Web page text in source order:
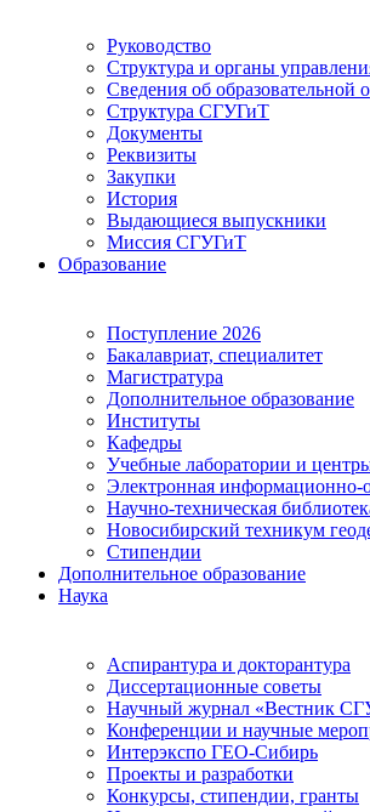
Руководство
Структура и органы
Сведения об образовательной
Структура СГУГиТ
Документы
Реквизиты
Закупки
История
Выдающиеся выпускники
Миссия СГУГиТ
Образование
Поступление 2026
Бакалавриат, специалитет
Магистратура
Дополнительное образование
Институты
Кафедры
Учебные лаборатории и
Электронная информационно-
Научно-техническая
Новосибирский техникум
Стипендии
Дополнительное образование
Наука
Аспирантура и докторантура
Диссертационные советы
Научный журнал «Вестник
Конференции и научные
Интерэкспо ГЕО-Сибирь
Проекты и разработки
Конкурсы, стипендии, гранты